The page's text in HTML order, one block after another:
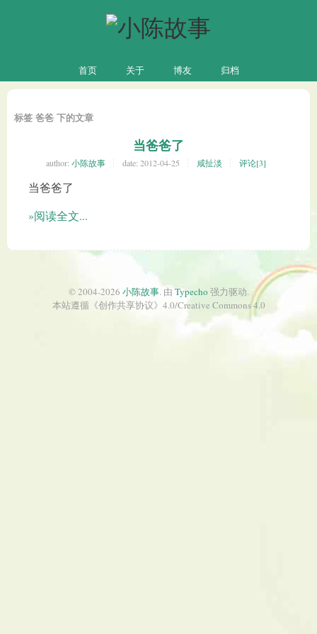
首页 关于 博友 归档
标签 爸爸 下的文章
当爸爸了
author: 小陈故事 date: 2012-04-25 咸扯淡 评论[3]
当爸爸了
»阅读全文...
© 2004-2026 小陈故事. 由 Typecho 强力驱动.
本站遵循《创作共享协议》4.0/Creative Commons 4.0